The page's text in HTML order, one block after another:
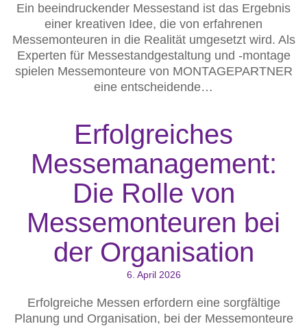
Ein beeindruckender Messestand ist das Ergebnis
einer kreativen Idee, die von erfahrenen
Messemonteuren in die Realität umgesetzt wird. Als
Experten für Messestandgestaltung und -montage
spielen Messemonteure von MONTAGEPARTNER
eine entscheidende…
Erfolgreiches
Messemanagement:
Die Rolle von
Messemonteuren bei
der Organisation
6. April 2026
Erfolgreiche Messen erfordern eine sorgfältige
Planung und Organisation, bei der Messemonteure